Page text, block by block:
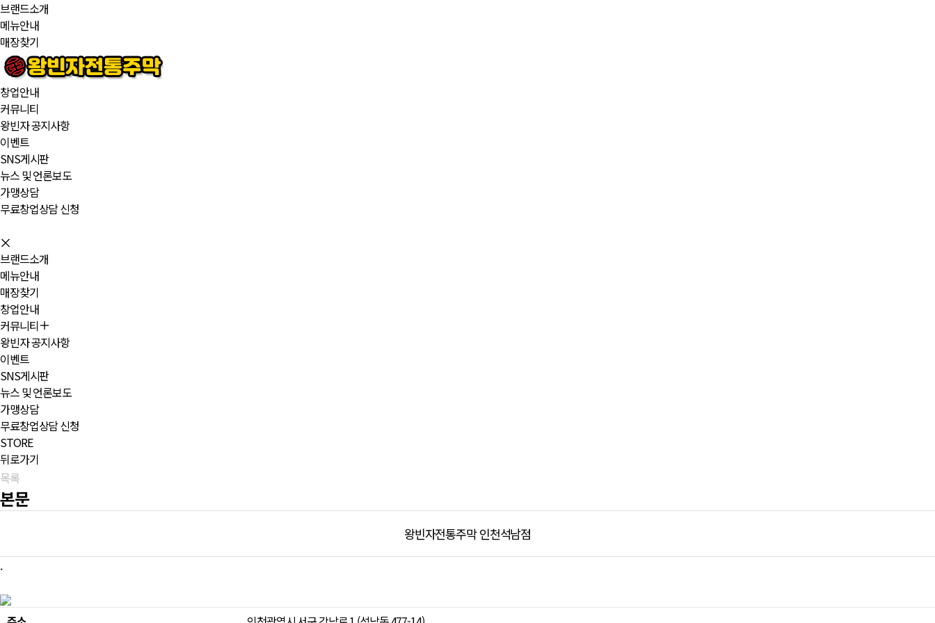
브랜드소개
메뉴안내
매장찾기
창업안내
커뮤니티
왕빈자 공지사항
이벤트
SNS게시판
뉴스 및 언론보도
가맹상담
무료창업상담 신청
브랜드소개
메뉴안내
매장찾기
창업안내
커뮤니티
왕빈자 공지사항
이벤트
SNS게시판
뉴스 및 언론보도
가맹상담
무료창업상담 신청
STORE
뒤로가기
목록
본문
왕빈자전통주막 인천석남점
.